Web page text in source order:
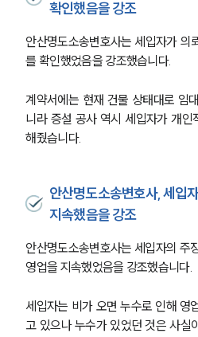
확인했음을 강조
안산명도소송변호사는 세입자가 의
를 확인했었음을 강조했습니다.
계약서에는 현재 건물 상태대로 임
니라 증설 공사 역시 세입자가 개인
해줬습니다.
안산명도소송변호사, 세입
지속했음을 강조
안산명도소송변호사는 세입자의 주
영업을 지속했었음을 강조했습니다.
세입자는 비가 오면 누수로 인해 영
고 있으나 누수가 있었던 것은 사실